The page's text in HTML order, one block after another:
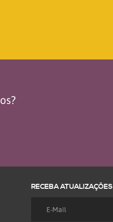
RECEBA ATUALIZAÇÕES